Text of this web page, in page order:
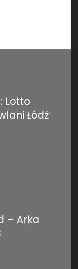
Lotto
Łódź
– Arka